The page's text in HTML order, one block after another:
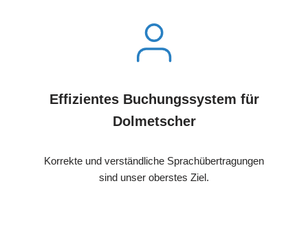
Effizientes Buchungssystem für
Dolmetscher
Korrekte und verständliche Sprachübertragungen
sind unser oberstes Ziel.